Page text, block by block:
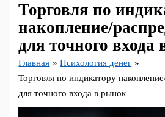
Торговля по
накопление/
для точного
Главная
Психология денег
Торговля по индикатору
для точного входа в рынок